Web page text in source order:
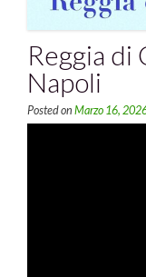
Reggia di
Napoli
Posted on Marzo 16,